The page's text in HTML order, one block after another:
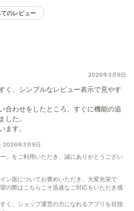
のレビュー
2026年3月9日
く、シンプルなレビュー表示で見やす
合わせをしたところ、すぐに機能の追
した。
ます。
2026年3月9日
」をご利用いただき、誠にありがとうござい
ン面についてお褒めいただき、大変光栄で
の際はこちらこそ迅速なご対応をいただき感
く、ショップ運営の力になれるアプリを目指